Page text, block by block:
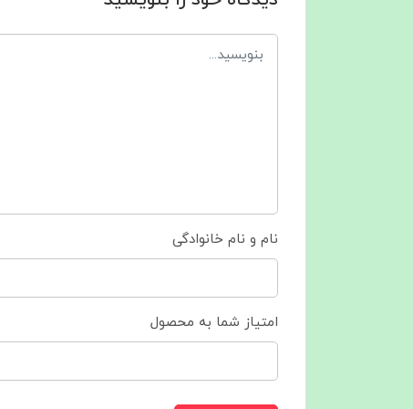
نام و نام خانوادگی
امتیاز شما به محصول